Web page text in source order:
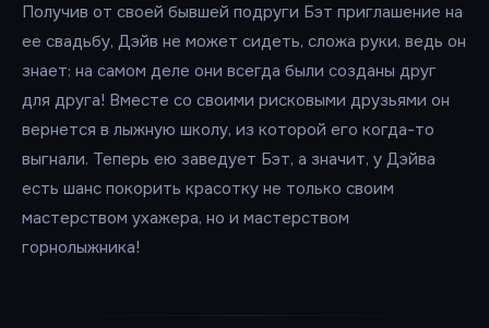
Получив от своей бывшей подруги Бэт приглашение на
ее свадьбу, Дэйв не может сидеть, сложа руки, ведь он
знает: на самом деле они всегда были созданы друг
для друга! Вместе со своими рисковыми друзьями он
вернется в лыжную школу, из которой его когда-то
выгнали. Теперь ею заведует Бэт, а значит, у Дэйва
есть шанс покорить красотку не только своим
мастерством ухажера, но и мастерством
горнолыжника!